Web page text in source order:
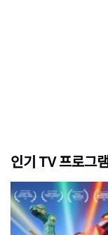
인기 TV 프로그